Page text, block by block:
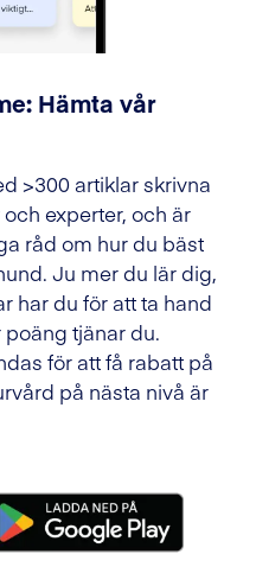
Hämta vår
>300 artiklar skrivna
experter, och är
råd om hur du bäst
Ju mer du lär dig,
har du för att ta hand
tjänar du.
för att få rabatt på
på nästa nivå är